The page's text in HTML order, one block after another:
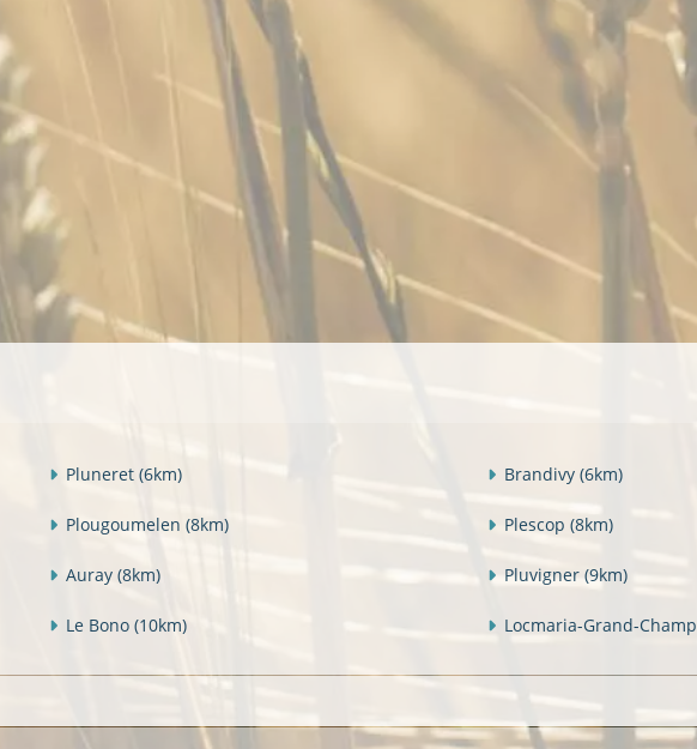
Pluneret (6km) Brandivy (6km)
Plougoumelen (8km) Plescop (8km)
Auray (8km) Pluvigner (9km)
Le Bono (10km) Locmaria-Grand-Champ